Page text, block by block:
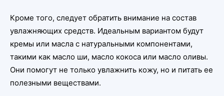
Кроме того, следует обратить внимание на состав
увлажняющих средств. Идеальным вариантом будут
кремы или масла с натуральными компонентами,
такими как масло ши, масло кокоса или масло оливы.
Они помогут не только увлажнить кожу, но и питать ее
полезными веществами.